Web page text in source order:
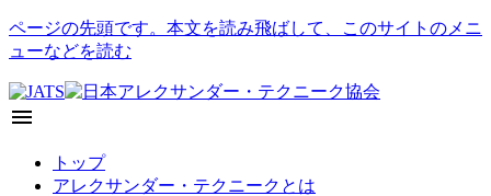
ページの先頭です。本文を読み飛ばして、このサイトのメニ
ューなどを読む
menu
トップ
アレクサンダー・テクニークとは